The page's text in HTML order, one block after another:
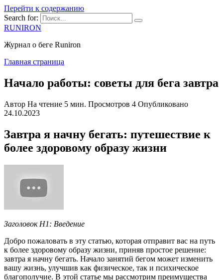
Перейти к содержанию
Search for:
RUNIRON
Журнал о беге Runiron
Главная страница
Начало работы: советы для бега завтра
Автор На чтение 5 мин. Просмотров 4 Опубликовано
24.10.2023
Завтра я начну бегать: путешествие к
более здоровому образу жизни
Заголовок H1: Введение
Добро пожаловать в эту статью, которая отправит вас на путь
к более здоровому образу жизни, приняв простое решение:
завтра я начну бегать. Начало занятий бегом может изменить
вашу жизнь, улучшив как физическое, так и психическое
благополучие. В этой статье мы рассмотрим преимущества